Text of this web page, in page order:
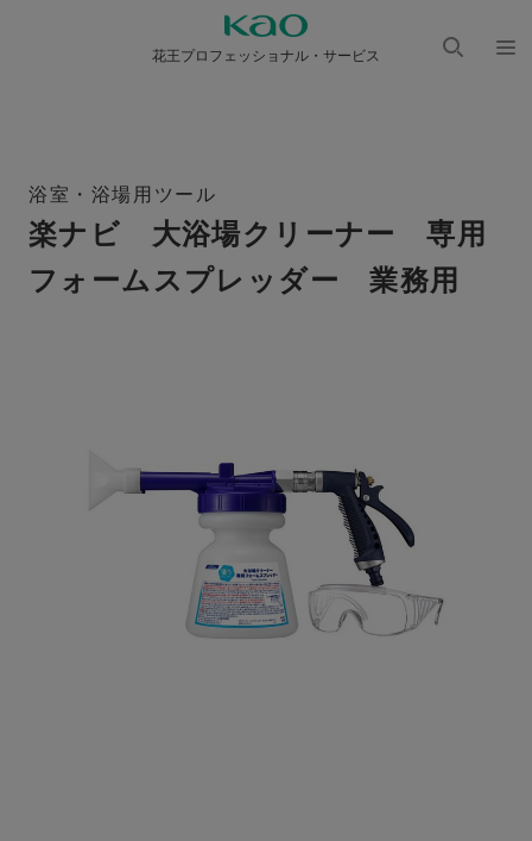
花王プロフェッショナル・サービス
浴室・浴場用ツール
楽ナビ 大浴場クリーナー 専用
フォームスプレッダー 業務用